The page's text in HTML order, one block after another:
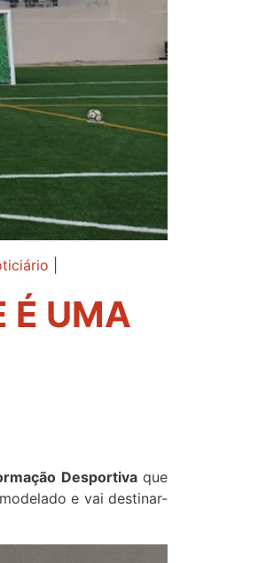
É UMA
Desportivaque
e vai destinar-